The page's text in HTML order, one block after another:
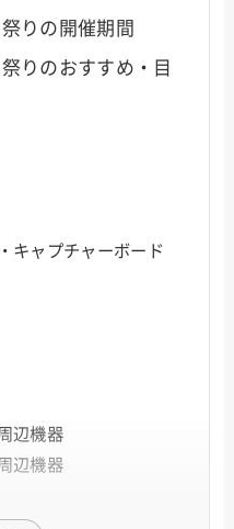
りの開催期間
りのおすすめ・目
キャプチャーボード
辺機器
辺機器